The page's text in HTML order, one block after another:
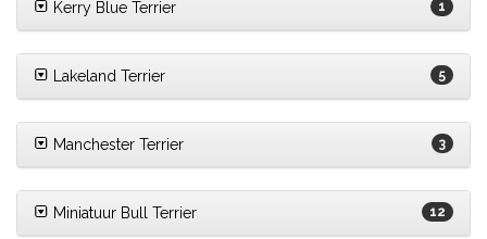
Kerry Blue Terrier 1
Lakeland Terrier 5
Manchester Terrier 3
Miniatuur Bull Terrier 12